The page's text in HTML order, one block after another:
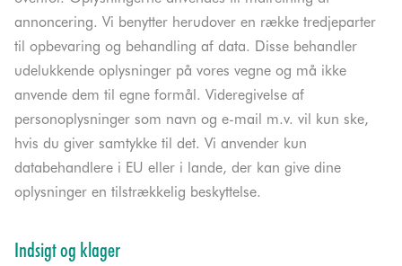
annoncering. Vi benytter herudover en række tredjeparter
til opbevaring og behandling af data. Disse behandler
udelukkende oplysninger på vores vegne og må ikke
anvende dem til egne formål. Videregivelse af
personoplysninger som navn og e-mail m.v. vil kun ske,
hvis du giver samtykke til det. Vi anvender kun
databehandlere i EU eller i lande, der kan give dine
oplysninger en tilstrækkelig beskyttelse.
Indsigt og klager